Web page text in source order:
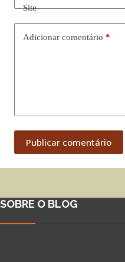
Site
Adicionar comentário *
Publicar comentário
SOBRE O BLOG